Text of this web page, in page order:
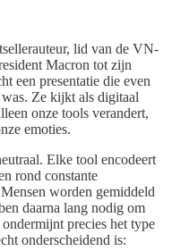
lid van de VN-
Macron tot zijn
een presentatie die even
Ze kijkt als digitaal
onze tools verandert,
emoties.
Elke tool encodeert
rond constante
worden gemiddeld
daarna lang nodig om
precies het type
onderscheidend is: